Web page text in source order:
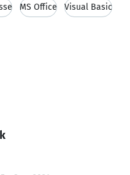
MS Office Visual Basic